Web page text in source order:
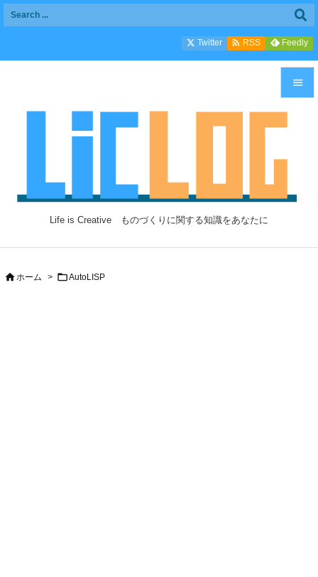
Life is Creative ものづくりに関する知識をあなたに

前へ

Twitter  RSS Feedly
ホーム > AutoLISP